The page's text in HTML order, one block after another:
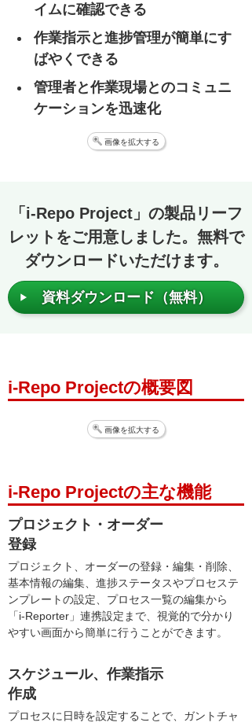
イムに確認できる
作業指示と進捗管理が簡単にす
ばやくできる
管理者と作業現場とのコミュニ
ケーションを迅速化
画像を拡大する
「i-Repo Project」の製品リーフ
レットをご用意しました。無料で
ダウンロードいただけます。
資料ダウンロード（無料）
i-Repo Projectの概要図
画像を拡大する
i-Repo Projectの主な機能
プロジェクト・オーダー
登録
プロジェクト、オーダーの登録・編集・削除、
基本情報の編集、進捗ステータスやプロセステ
ンプレートの設定、プロセス一覧の編集から
「i-Reporter」連携設定まで、視覚的で分かり
やすい画面から簡単に行うことができます。
スケジュール、作業指示
作成
プロセスに日時を設定することで、ガントチャ